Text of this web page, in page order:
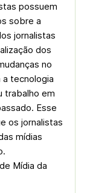
possuem
sobre a
jornalistas
dos
no
tecnologia
trabalho em
Esse
os jornalistas
mídias
Mídia da